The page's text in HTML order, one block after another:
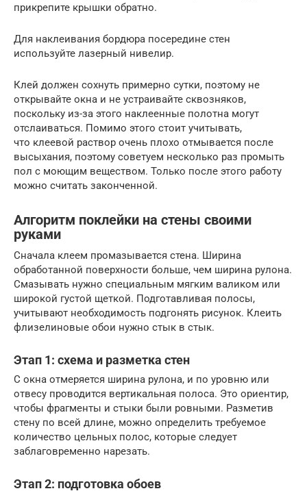
прикрепите крышки обратно.
Для наклеивания бордюра посередине стен
используйте лазерный нивелир.
Клей должен сохнуть примерно сутки, поэтому не
открывайте окна и не устраивайте сквозняков,
поскольку из-за этого наклеенные полотна могут
отслаиваться. Помимо этого стоит учитывать,
что клеевой раствор очень плохо отмывается после
высыхания, поэтому советуем несколько раз промыть
пол с моющим веществом. Только после этого работу
можно считать законченной.
Алгоритм поклейки на стены своими
руками
Сначала клеем промазывается стена. Ширина
обработанной поверхности больше, чем ширина рулона.
Смазывать нужно специальным мягким валиком или
широкой густой щеткой. Подготавливая полосы,
учитывают необходимость подгонять рисунок. Клеить
флизелиновые обои нужно стык в стык.
Этап 1: схема и разметка стен
С окна отмеряется ширина рулона, и по уровню или
отвесу проводится вертикальная полоса. Это ориентир,
чтобы фрагменты и стыки были ровными. Разметив
стену по всей длине, можно определить требуемое
количество цельных полос, которые следует
заблаговременно нарезать.
Этап 2: подготовка обоев